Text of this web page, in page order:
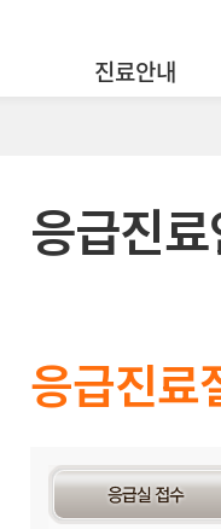
진료안내
응급진
응급진료